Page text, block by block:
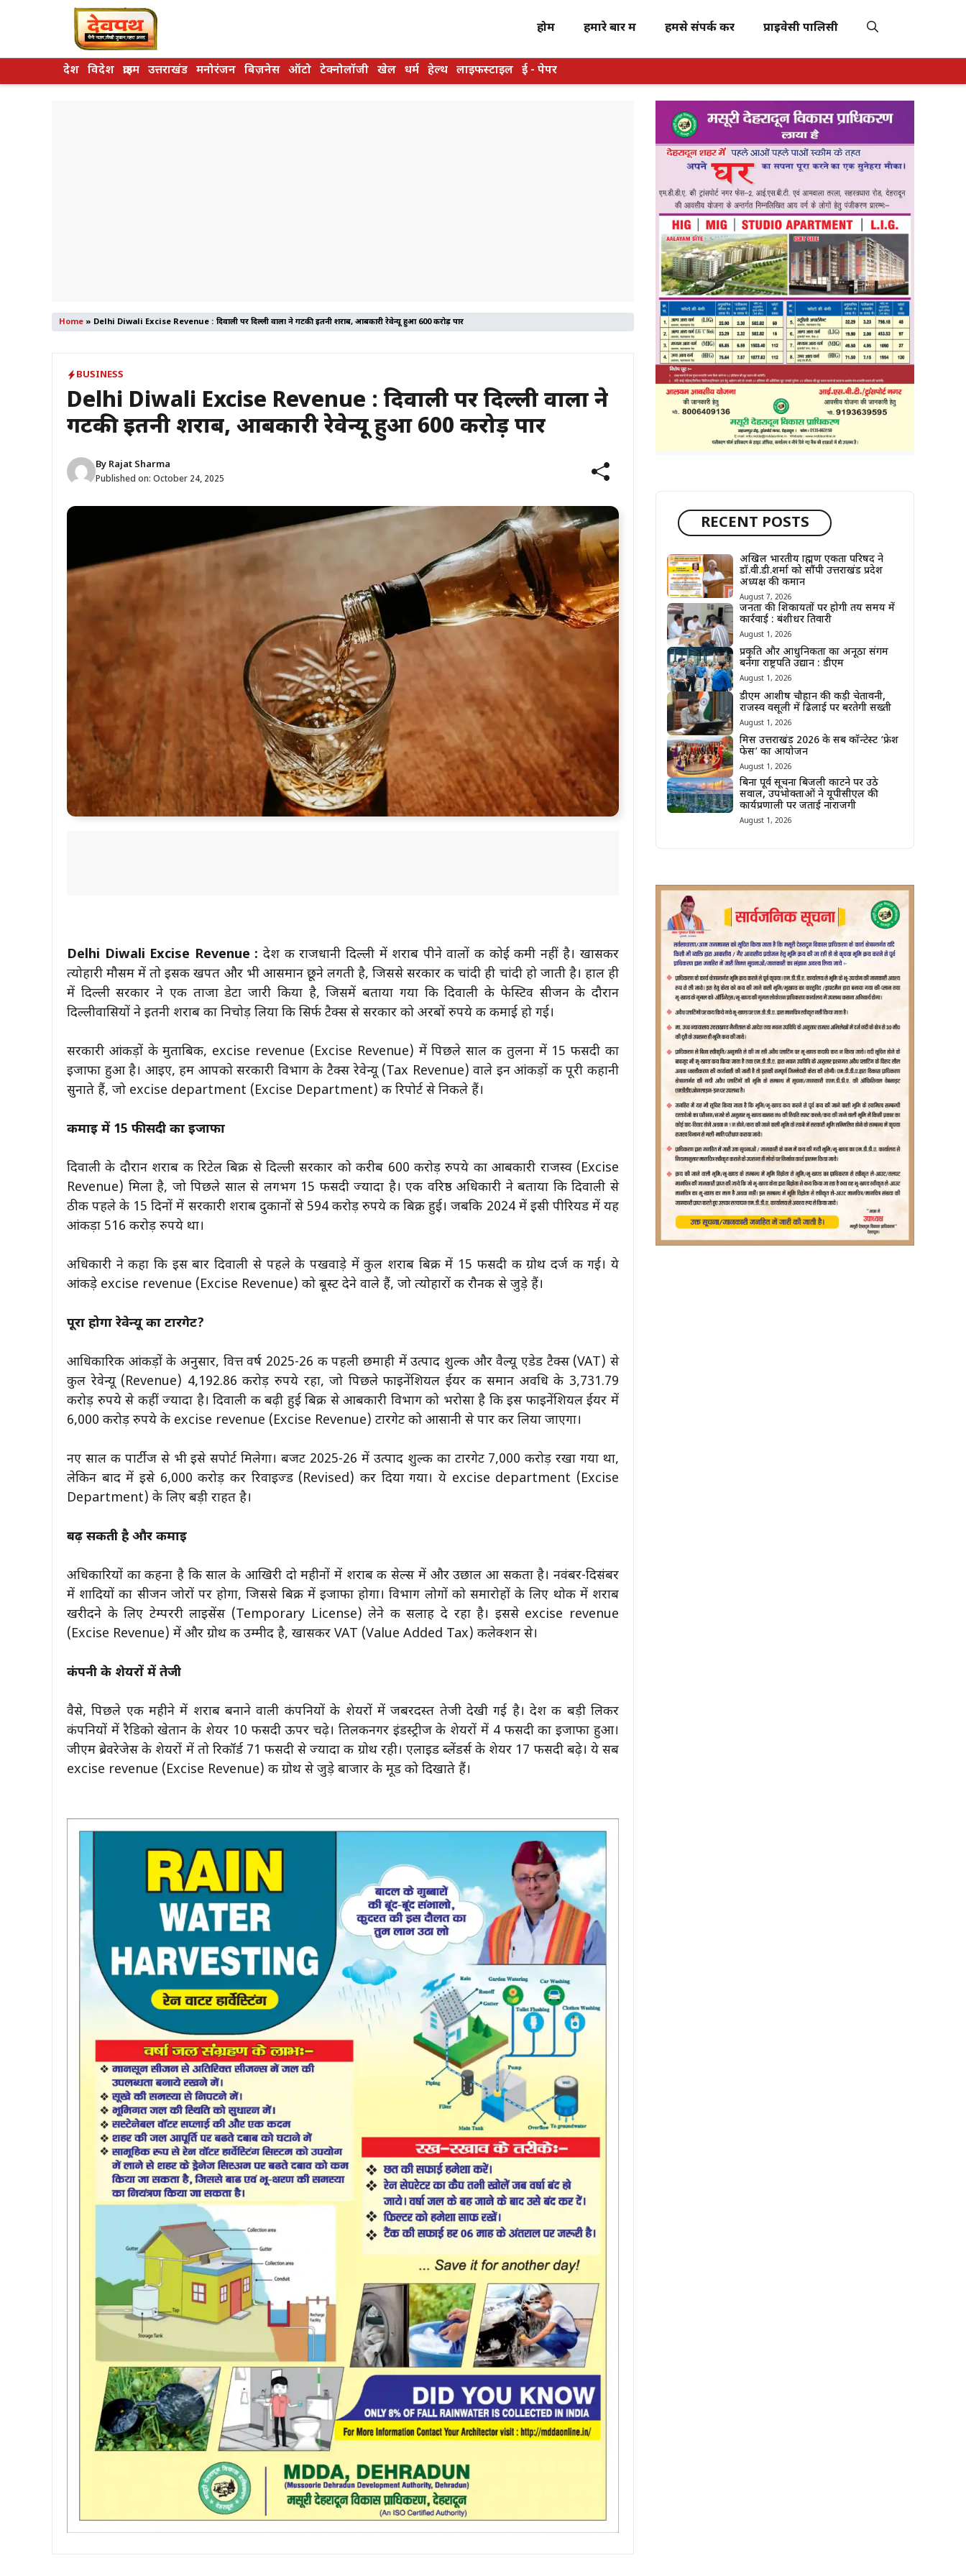
होम हमारे बारें में हमसे संपर्क करें प्राइवेसी पालिसी
देश विदेश क्राइम उत्तराखंड मनोरंजन बिज़नेस ऑटो टेक्नोलॉजी खेल धर्म हेल्थ लाइफस्टाइल ई - पेपर
Home » Delhi Diwali Excise Revenue : दिवाली पर दिल्ली वालों ने गटकी इतनी शराब, आबकारी रेवेन्यू हुआ 600 करोड़ पार
BUSINESS
Delhi Diwali Excise Revenue : दिवाली पर दिल्ली वालों ने
गटकी इतनी शराब, आबकारी रेवेन्यू हुआ 600 करोड़ पार
By Rajat Sharma
Published on: October 24, 2025
Delhi Diwali Excise Revenue : देश की राजधानी दिल्ली में शराब पीने वालों की कोई कमी नहीं है। खासकर
त्योहारी मौसम में तो इसकी खपत और भी आसमान छूने लगती है, जिससे सरकार की चांदी ही चांदी हो जाती है। हाल ही
में दिल्ली सरकार ने एक ताजा डेटा जारी किया है, जिसमें बताया गया कि दिवाली के फेस्टिव सीजन के दौरान
दिल्लीवासियों ने इतनी शराब का निचोड़ लिया कि सिर्फ टैक्स से सरकार को अरबों रुपये की कमाई हो गई।
सरकारी आंकड़ों के मुताबिक, excise revenue (Excise Revenue) में पिछले साल की तुलना में 15 फीसदी का
इजाफा हुआ है। आइए, हम आपको सरकारी विभाग के टैक्स रेवेन्यू (Tax Revenue) वाले इन आंकड़ों की पूरी कहानी
सुनाते हैं, जो excise department (Excise Department) की रिपोर्ट से निकले हैं।
कमाई में 15 फीसदी का इजाफा
दिवाली के दौरान शराब की रिटेल बिक्री से दिल्ली सरकार को करीब 600 करोड़ रुपये का आबकारी राजस्व (Excise
Revenue) मिला है, जो पिछले साल से लगभग 15 फीसदी ज्यादा है। एक वरिष्ठ अधिकारी ने बताया कि दिवाली से
ठीक पहले के 15 दिनों में सरकारी शराब दुकानों से 594 करोड़ रुपये की बिक्री हुई। जबकि 2024 में इसी पीरियड में यह
आंकड़ा 516 करोड़ रुपये था।
अधिकारी ने कहा कि इस बार दिवाली से पहले के पखवाड़े में कुल शराब बिक्री में 15 फीसदी की ग्रोथ दर्ज की गई। ये
आंकड़े excise revenue (Excise Revenue) को बूस्ट देने वाले हैं, जो त्योहारों की रौनक से जुड़े हैं।
पूरा होगा रेवेन्यू का टारगेट?
आधिकारिक आंकड़ों के अनुसार, वित्त वर्ष 2025-26 की पहली छमाही में उत्पाद शुल्क और वैल्यू एडेड टैक्स (VAT) से
कुल रेवेन्यू (Revenue) 4,192.86 करोड़ रुपये रहा, जो पिछले फाइनेंशियल ईयर की समान अवधि के 3,731.79
करोड़ रुपये से कहीं ज्यादा है। दिवाली की बढ़ी हुई बिक्री से आबकारी विभाग को भरोसा है कि इस फाइनेंशियल ईयर में
6,000 करोड़ रुपये के excise revenue (Excise Revenue) टारगेट को आसानी से पार कर लिया जाएगा।
नए साल की पार्टीज से भी इसे सपोर्ट मिलेगा। बजट 2025-26 में उत्पाद शुल्क का टारगेट 7,000 करोड़ रखा गया था,
लेकिन बाद में इसे 6,000 करोड़ कर रिवाइज्ड (Revised) कर दिया गया। ये excise department (Excise
Department) के लिए बड़ी राहत है।
बढ़ सकती है और कमाई
अधिकारियों का कहना है कि साल के आखिरी दो महीनों में शराब की सेल्स में और उछाल आ सकता है। नवंबर-दिसंबर
में शादियों का सीजन जोरों पर होगा, जिससे बिक्री में इजाफा होगा। विभाग लोगों को समारोहों के लिए थोक में शराब
खरीदने के लिए टेम्पररी लाइसेंस (Temporary License) लेने की सलाह दे रहा है। इससे excise revenue
(Excise Revenue) में और ग्रोथ की उम्मीद है, खासकर VAT (Value Added Tax) कलेक्शन से।
कंपनी के शेयरों में तेजी
वैसे, पिछले एक महीने में शराब बनाने वाली कंपनियों के शेयरों में जबरदस्त तेजी देखी गई है। देश की बड़ी लिकर
कंपनियों में रैडिको खेतान के शेयर 10 फीसदी ऊपर चढ़े। तिलकनगर इंडस्ट्रीज के शेयरों में 4 फीसदी का इजाफा हुआ।
जीएम ब्रेवरेजेस के शेयरों में तो रिकॉर्ड 71 फीसदी से ज्यादा की ग्रोथ रही। एलाइड ब्लेंडर्स के शेयर 17 फीसदी बढ़े। ये सब
excise revenue (Excise Revenue) की ग्रोथ से जुड़े बाजार के मूड को दिखाते हैं।
RECENT POSTS
अखिल भारतीय ब्राह्मण एकता परिषद ने
डॉ.वी.डी.शर्मा को सौंपी उत्तराखंड प्रदेश
अध्यक्ष की कमान
August 7, 2026
जनता की शिकायतों पर होगी तय समय में
कार्रवाई : बंशीधर तिवारी
August 1, 2026
प्रकृति और आधुनिकता का अनूठा संगम
बनेगा राष्ट्रपति उद्यान : डीएम
August 1, 2026
डीएम आशीष चौहान की कड़ी चेतावनी,
राजस्व वसूली में ढिलाई पर बरतेगी सख्ती
August 1, 2026
मिस उत्तराखंड 2026 के सब कॉन्टेस्ट ‘फ्रेश
फेस’ का आयोजन
August 1, 2026
बिना पूर्व सूचना बिजली काटने पर उठे
सवाल, उपभोक्ताओं ने यूपीसीएल की
कार्यप्रणाली पर जताई नाराजगी
August 1, 2026